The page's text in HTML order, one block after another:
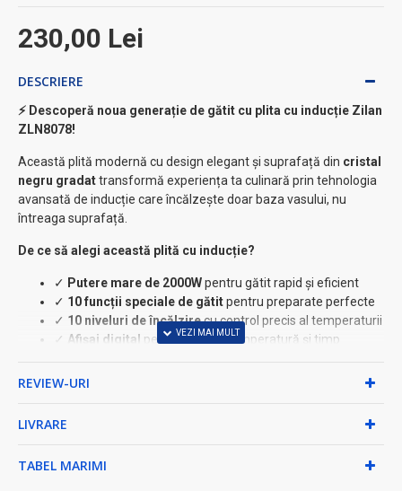
230,00 Lei
DESCRIERE
⚡ Descoperă noua generație de gătit cu plita cu inducție Zilan
ZLN8078!
Această plită modernă cu design elegant și suprafață din cristal
negru gradattransformă experiența ta culinară prin tehnologia
avansată de inducție care încălzește doar baza vasului, nu
întreaga suprafață.
De ce să alegi această plită cu inducție?
✓ Putere mare de 2000Wpentru gătit rapid și eficient
✓ 10 funcții speciale de gătitpentru preparate perfecte
✓ 10 niveluri de încălzirecu control precis al temperaturii
✓ Afișaj digital pentru putere, temperatură și timp
Caracteristici tehnice premium:
•Interval temperatură:
• Dimensiuni compacte:
REVIEW-URI
LIVRARE
TABEL MARIMI